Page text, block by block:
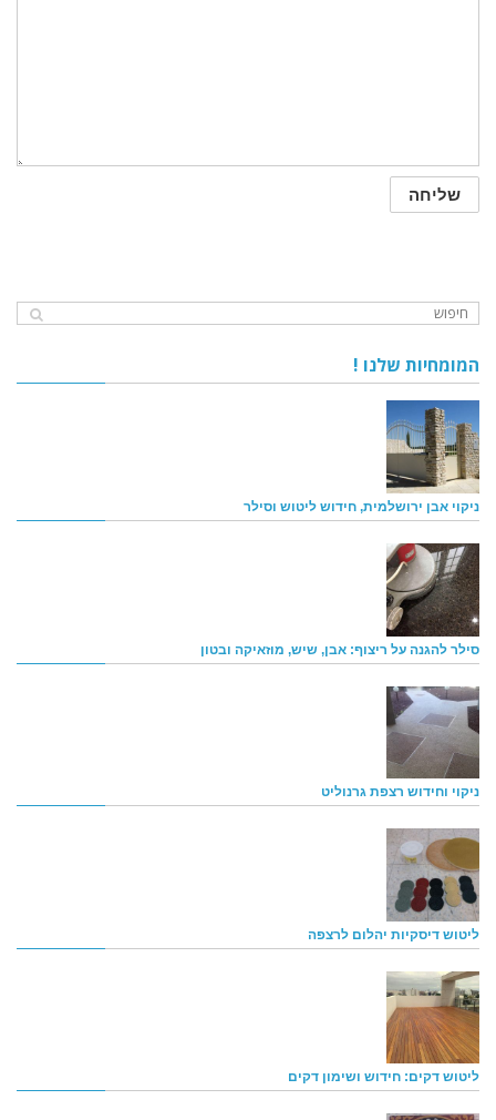
המומחיות שלנו !
ניקוי אבן ירושלמית, חידוש ליטוש וסילר
סילר להגנה על ריצוף: אבן, שיש, מוזאיקה ובטון
ניקוי וחידוש רצפת גרנוליט
ליטוש דיסקיות יהלום לרצפה
ליטוש דקים: חידוש ושימון דקים